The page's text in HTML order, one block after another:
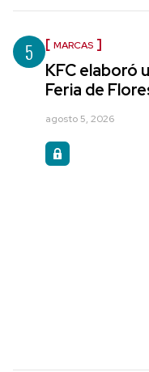
5 MARCAS
KFC elaboró
Feria de
agosto 5, 2026